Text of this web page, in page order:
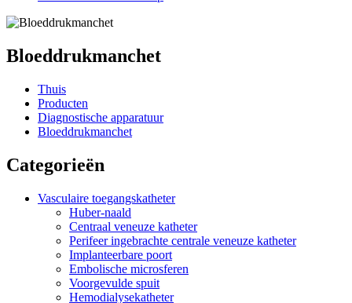
Bloeddrukmanchet
Thuis
Producten
Diagnostische apparatuur
Bloeddrukmanchet
Categorieën
Vasculaire toegangskatheter
Huber-naald
Centraal veneuze katheter
Perifeer ingebrachte centrale veneuze katheter
Implanteerbare poort
Embolische microsferen
Voorgevulde spuit
Hemodialysekatheter